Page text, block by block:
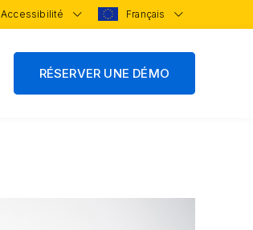
Accessibilité Français
RÉSERVER UNE DÉMO